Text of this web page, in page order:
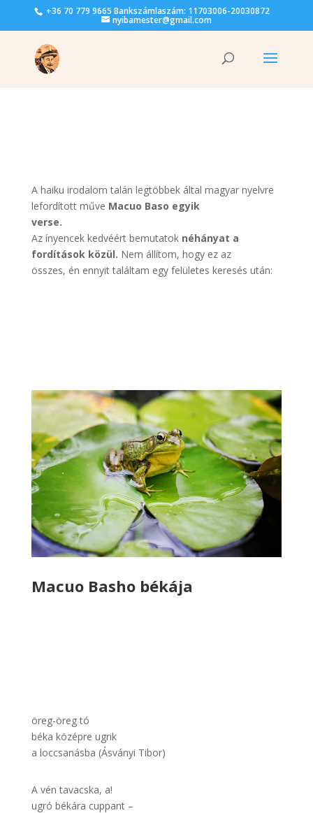
+36 70 779 9665 Bankszámlaszám: 11703006-20030872
nyibamester@gmail.com
A haiku irodalom talán legtöbbek által magyar nyelvre
lefordított műve Macuo Baso egyik
verse.
Az ínyencek kedvéért bemutatok néhányat a
fordítások közül. Nem állítom, hogy ez az
összes, én ennyit találtam egy felületes keresés után:
Macuo Basho békája
öreg-öreg tó
béka középre ugrik
a loccsanásba (Ásványi Tibor)
A vén tavacska, a!
ugró békára cuppant –